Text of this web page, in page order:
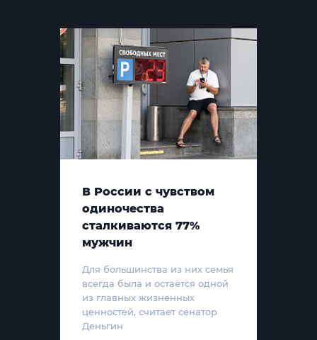
В России с чувством
одиночества
сталкиваются 77%
мужчин
Для большинства из них семья
всегда была и остаётся одной
из главных жизненных
ценностей, считает сенатор
Деньгин